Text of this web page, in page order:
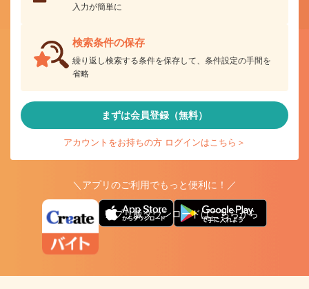
入力が簡単に
検索条件の保存
繰り返し検索する条件を保存して、条件設定の手間を
省略
まずは会員登録（無料）
アカウントをお持ちの方 ログインはこちら＞
＼アプリのご利用でもっと便利に！／
アプリ版ダウンロードはこちらから